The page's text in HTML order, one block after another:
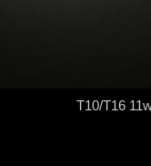
T10/T16